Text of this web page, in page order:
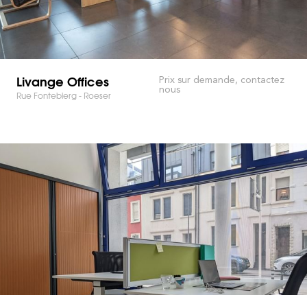
Livange Offices
Rue Fontebierg - Roeser
Prix sur demande, contactez
nous